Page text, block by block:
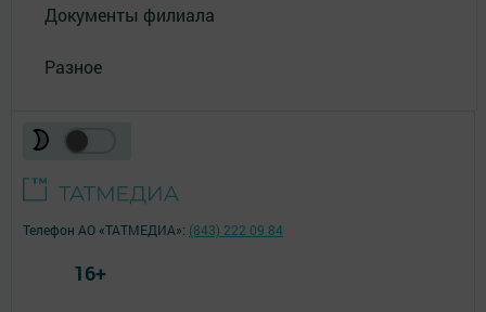
Документы филиала
Разное
Телефон АО «ТАТМЕДИА»: (843) 222 09 84
16+